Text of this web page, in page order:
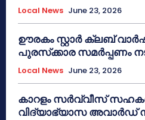
Local News June 23, 2026
ഊരകം സ്റ്റാർ ക്ലബ്
പുരസ്‌ക്കാര സമർപ്പണം
Local News June 23, 2026
കാറളം സർവ്വീസ്
വിദ്യാഭ്യാസ അവാർഡ്